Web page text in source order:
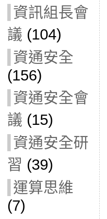
資訊組長會
議 (104)
資通安全
(156)
資通安全會
議 (15)
資通安全研
習 (39)
運算思維
(7)